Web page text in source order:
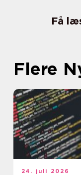
Få
Flere
24. juli 2026